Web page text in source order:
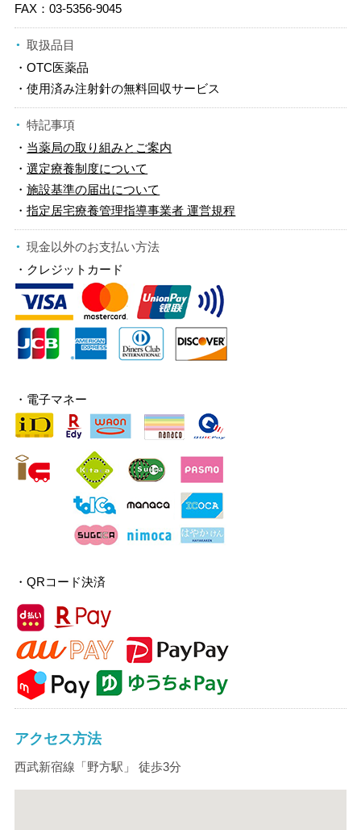
FAX：03-5356-9045
取扱品目
・OTC医薬品
・使用済み注射針の無料回収サービス
特記事項
・ 当薬局の取り組みとご案内
・選定療養制度について
・施設基準の届出について
・指定居宅療養管理指導事業者 運営規程
現金以外のお支払い方法
・クレジットカード
・電子マネー
・QRコード決済
アクセス方法
西武新宿線「野方駅」 徒歩3分